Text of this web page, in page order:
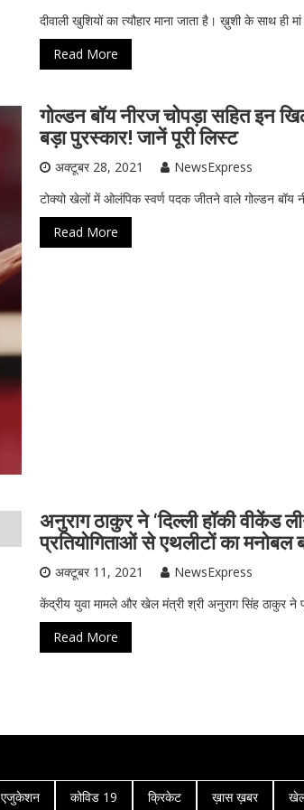
दीवाली खुशियों का त्यौहार माना जाता है। ख़ुशी के साथ ही
Read More
गोल्डन बॉय नीरज चोपड़ा सहित इन
बड़ा पुरस्कार! जानें पूरी लिस्ट
अक्टूबर 28, 2021
NewsExpress
टोक्यो खेलों में ओलंपिक स्वर्ण पदक जीतने वाले गोल्डन
Read More
अनुराग ठाकुर ने ‘दिल्ली हॉकी वीकेंड
प्रतियोगिताओं से एथलीटों का मनोबल
अक्टूबर 11, 2021
NewsExpress
केंद्रीय युवा मामले और खेल मंत्री श्री अनुराग सिंह ठाकुर ने
Read More
एजुकेशन कोविड 19 क्रिकेट ख़ास ख़बर